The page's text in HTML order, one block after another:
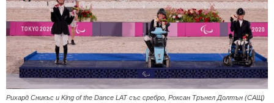
Рихард Сникъс и King of the Dance LAT със сребро, Роксан Трънел Долтън (САЩ)